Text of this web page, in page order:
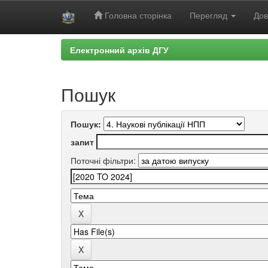
Головна сторінка Перегляд
Електронний архів ДГУ
Пошук
Пошук:
запит
Поточні фільтри: